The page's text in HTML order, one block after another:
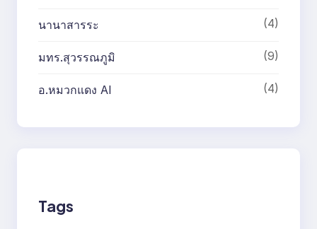
นานาสารระ (4)
มทร.สุวรรณภูมิ (9)
อ.หมวกแดง AI (4)
Tags